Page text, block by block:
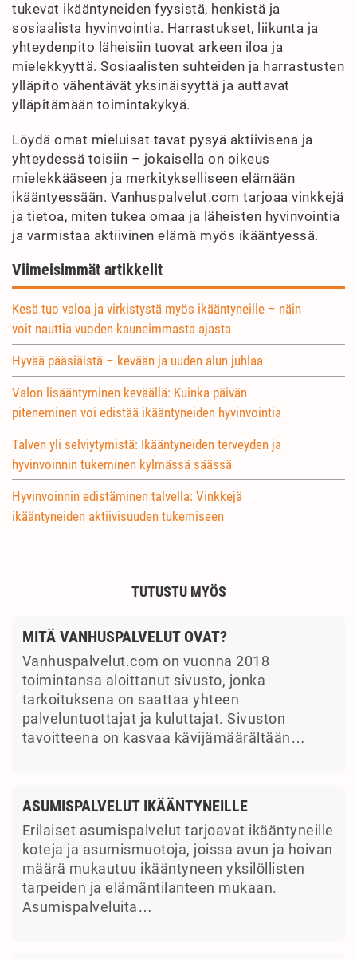
tukevat ikääntyneiden fyysistä, henkistä ja
sosiaalista hyvinvointia. Harrastukset, liikunta ja
yhteydenpito läheisiin tuovat arkeen iloa ja
mielekkyyttä. Sosiaalisten suhteiden ja harrastusten
ylläpito vähentävät yksinäisyyttä ja auttavat
ylläpitämään toimintakykyä.
Löydä omat mieluisat tavat pysyä aktiivisena ja
yhteydessä toisiin – jokaisella on oikeus
mielekkääseen ja merkitykselliseen elämään
ikääntyessään. Vanhuspalvelut.com tarjoaa vinkkejä
ja tietoa, miten tukea omaa ja läheisten hyvinvointia
ja varmistaa aktiivinen elämä myös ikääntyessä.
Viimeisimmät artikkelit
Kesä tuo valoa ja virkistystä myös ikääntyneille – näin
voit nauttia vuoden kauneimmasta ajasta
Hyvää pääsiäistä – kevään ja uuden alun juhlaa
Valon lisääntyminen keväällä: Kuinka päivän
piteneminen voi edistää ikääntyneiden hyvinvointia
Talven yli selviytymistä: Ikääntyneiden terveyden ja
hyvinvoinnin tukeminen kylmässä säässä
Hyvinvoinnin edistäminen talvella: Vinkkejä
ikääntyneiden aktiivisuuden tukemiseen
TUTUSTU MYÖS
MITÄ VANHUSPALVELUT OVAT?
Vanhuspalvelut.com on vuonna 2018
toimintansa aloittanut sivusto, jonka
tarkoituksena on saattaa yhteen
palveluntuottajat ja kuluttajat. Sivuston
tavoitteena on kasvaa kävijämäärältään…
ASUMISPALVELUT IKÄÄNTYNEILLE
Erilaiset asumispalvelut tarjoavat ikääntyneille
koteja ja asumismuotoja, joissa avun ja hoivan
määrä mukautuu ikääntyneen yksilöllisten
tarpeiden ja elämäntilanteen mukaan.
Asumispalveluita…